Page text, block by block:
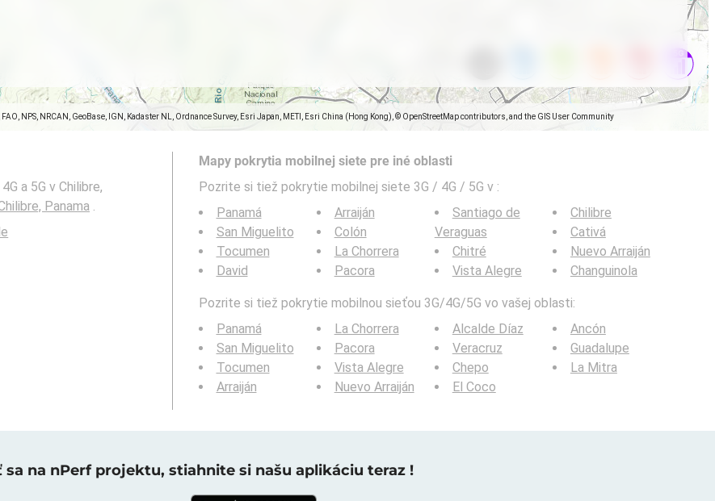
NPS, NRCAN, GeoBase, IGN, Kadaster NL, Ordnance Survey, Esri Japan, METI, Esri China (Hong Kong), © OpenStreetMap contributors, and the GIS User Community
a 5G v Chilibre,
Panama .
Mapy pokrytia mobilnej siete pre iné oblasti
Pozrite si tiež pokrytie mobilnej siete 3G / 4G / 5G v :
Panamá
San Miguelito
Tocumen
David
Arraiján
Colón
La Chorrera
Pacora
Santiago de
Veraguas
Chitré
Vista Alegre
Chilibre
Cativá
Nuevo Arraiján
Changuinola
Pozrite si tiež pokrytie mobilnou sieťou 3G/4G/5G vo vašej oblasti:
Panamá
San Miguelito
Tocumen
Arraiján
La Chorrera
Pacora
Vista Alegre
Nuevo Arraiján
Alcalde Díaz
Veracruz
Chepo
El Coco
Ancón
Guadalupe
La Mitra
sa na nPerf projektu, stiahnite si našu aplikáciu teraz !